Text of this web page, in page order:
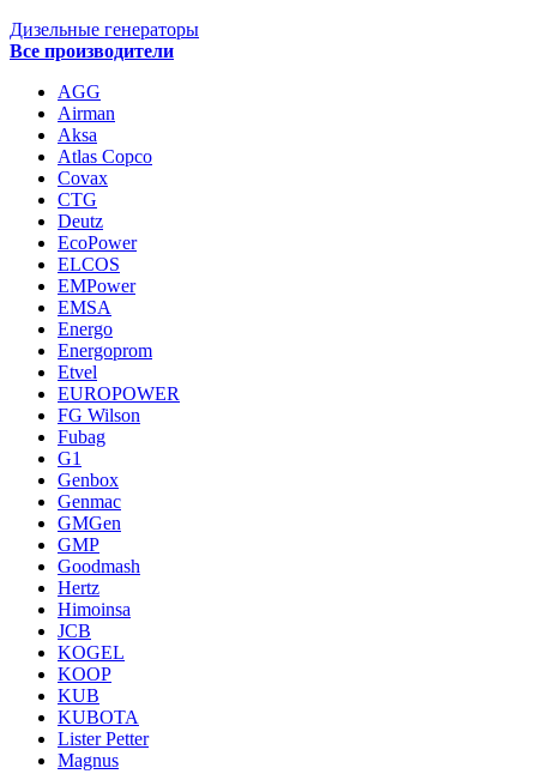
Дизельные генераторы
Все производители
AGG
Airman
Aksa
Atlas Copco
Covax
CTG
Deutz
EcoPower
ELCOS
EMPower
EMSA
Energo
Energoprom
Etvel
EUROPOWER
FG Wilson
Fubag
G1
Genbox
Genmac
GMGen
GMP
Goodmash
Hertz
Himoinsa
JCB
KOGEL
KOOP
KUB
KUBOTA
Lister Petter
Magnus